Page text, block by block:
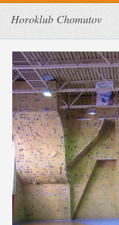
Horoklub Chomutov